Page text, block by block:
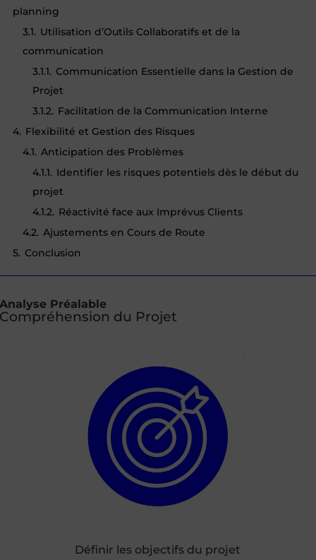
planning
3.1. Utilisation d’Outils Collaboratifs et de la
communication
3.1.1. Communication Essentielle dans la Gestion de
Projet
3.1.2. Facilitation de la Communication Interne
4. Flexibilité et Gestion des Risques
4.1. Anticipation des Problèmes
4.1.1. Identifier les risques potentiels dès le début du
projet
4.1.2. Réactivité face aux Imprévus Clients
4.2. Ajustements en Cours de Route
5. Conclusion
Préalable
du Projet
Définir les objectifs du projet